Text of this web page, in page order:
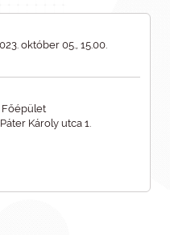
október 05., 15.00.
Főépület
Károly utca 1.